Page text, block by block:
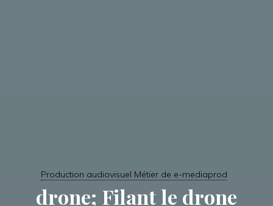
Production audiovisuel Métier de e-mediaprod
drone; Filant le drone